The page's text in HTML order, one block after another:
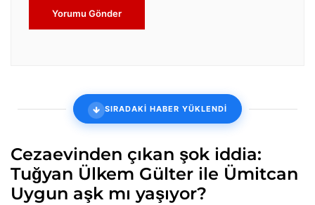
Yorumu Gönder
SIRADAKİ HABER YÜKLENDİ
Cezaevinden çıkan şok iddia:
Tuğyan Ülkem Gülter ile Ümitcan
Uygun aşk mı yaşıyor?